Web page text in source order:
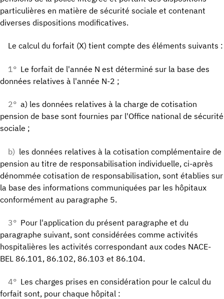
particulières en matière de sécurité sociale et contenant
diverses dispositions modificatives.
Le calcul du forfait (X) tient compte des éléments suivants :
1° Le forfait de l'année N est déterminé sur la base des
données relatives à l'année N-2 ;
2° a) les données relatives à la charge de cotisation
pension de base sont fournies par l'Office national de sécurité
sociale ;
b) les données relatives à la cotisation complémentaire de
pension au titre de responsabilisation individuelle, ci-après
dénommée cotisation de responsabilisation, sont établies sur
la base des informations communiquées par les hôpitaux
conformément au paragraphe 5.
3° Pour l'application du présent paragraphe et du
paragraphe suivant, sont considérées comme activités
hospitalières les activités correspondant aux codes NACE-
BEL 86.101, 86.102, 86.103 et 86.104.
4° Les charges prises en considération pour le calcul du
forfait sont, pour chaque hôpital :